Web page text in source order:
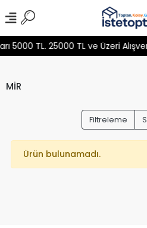
5000 TL. 25000 TL ve Üzeri
MİR
Filtreleme
Ürün bulunamadı.